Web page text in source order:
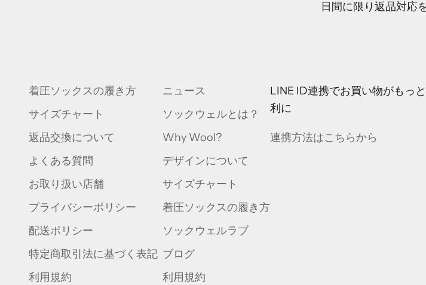
日間に限り返品対応
着圧ソックスの履き方
サイズチャート
返品交換について
よくある質問
お取り扱い店舗
プライバシーポリシー
配送ポリシー
特定商取引法に基づく表記
利用規約
ニュース
ソックウェルとは？
Why Wool?
デザインについて
サイズチャート
着圧ソックスの履き方
ソックウェルラブ
ブログ
利用規約
LINE ID連携でお買い物がもっ
利に
連携方法はこちらから